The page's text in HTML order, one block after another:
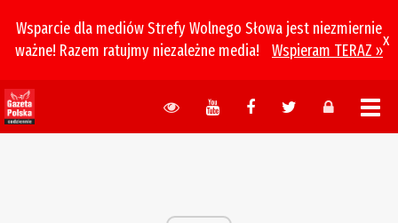
Wsparcie dla mediów Strefy Wolnego Słowa jest niezmiernie
ważne! Razem ratujmy niezależne media!
Wspieram TERAZ »
x